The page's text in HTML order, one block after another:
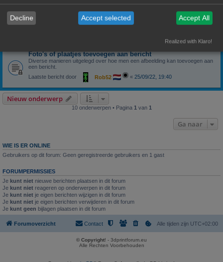
Welke printer zal ik kopen
Lijst van overwegingen om een 3D-printer aan te schaffen.
Foto's of plaatjes toevoegen aan bericht
Diverse manieren uitgelegd over hoe men een afbeelding kan toevoegen aan
een bericht.
Laatste bericht door
Rob52 « 25/09/22, 19:40
Nieuw onderwerp
10 onderwerpen • Pagina 1 van 1
Ga naar
WIE IS ER ONLINE
Gebruikers op dit forum: Geen geregistreerde gebruikers en 1 gast
FORUMPERMISSIES
Je kunt niet nieuwe berichten plaatsen in dit forum
Je kunt niet reageren op onderwerpen in dit forum
Je kunt niet je eigen berichten wijzigen in dit forum
Je kunt niet je eigen berichten verwijderen in dit forum
Je kunt geen bijlagen plaatsen in dit forum
Forumoverzicht Alle tijden zijn UTC+02:00
Contact
© Copyright! - 3dprintforum.eu
Alle Rechten Voorbehouden
Decline Accept selected Accept All
Realized with Klaro!